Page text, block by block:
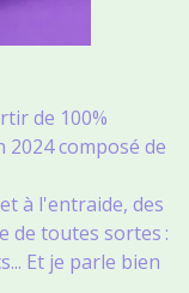
de 100%
composé de
à l'entraide, des
de toutes sortes :
Et je parle bien